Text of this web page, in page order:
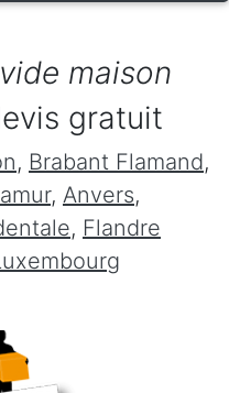
maison
gratuit
, Brabant Flamand,
, Anvers,
, Flandre